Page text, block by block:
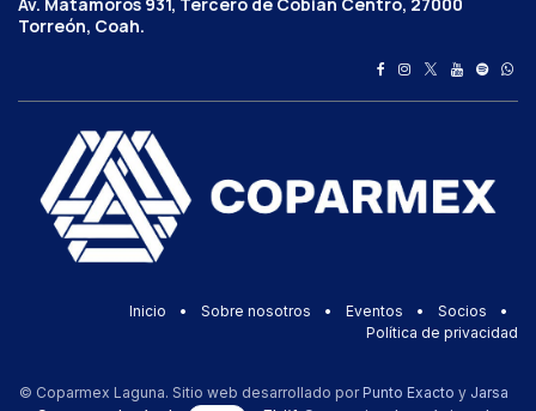
Torreón, Coah.
Inicio • Sobre nosotros • Eventos • Socios
•
Política de privacidad
© Coparmex Laguna. Sitio web desarrollado por Punto Exacto y Jarsa